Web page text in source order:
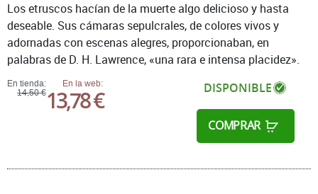
En tienda:
14,50 €
En la web:
13,78 € DISPONIBLE
COMPRAR
Los etruscos hacían de la muerte algo delicioso y hasta
deseable. Sus cámaras sepulcrales, de colores vivos y
adornadas con escenas alegres, proporcionaban, en
palabras de D. H. Lawrence, «una rara e intensa placidez».